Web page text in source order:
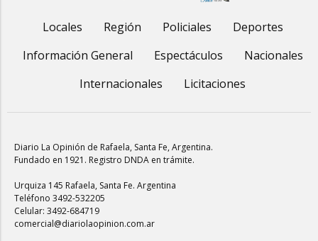
Locales Región Policiales
Deportes
Información General
Espectáculos
Nacionales
Internacionales
Licitaciones
Diario La Opinión de Rafaela, Santa Fe, Argentina.
Fundado en 1921. Registro DNDA en trámite.
Urquiza 145 Rafaela, Santa Fe. Argentina
Teléfono 3492-532205
Celular: 3492-684719
comercial@diariolaopinion.com.ar